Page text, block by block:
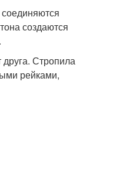
создаются
Стропила
рейками,